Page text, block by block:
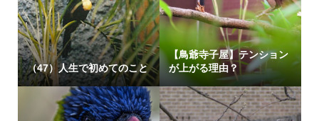
（47）人生で初めてのこと
【鳥爺寺子屋】テンション
が上がる理由？